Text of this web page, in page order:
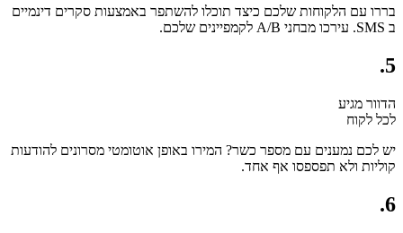
בררו עם הלקוחות שלכם כיצד תוכלו להשתפר באמצעות סקרים דינמיים
ב SMS. עירכו מבחני A/B לקמפיינים שלכם.
5.
הדוור מגיע
לכל לקוח
יש לכם נמענים עם מספר כשר? המירו באופן אוטומטי מסרונים להודעות
קוליות ולא תפספסו אף אחד.
6.